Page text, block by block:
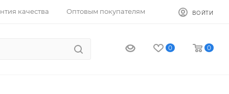
качества Оптовым покупателям ВОЙТИ
0 0